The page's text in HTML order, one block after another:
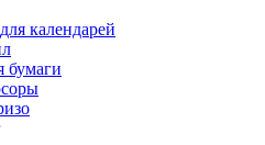
календарей
бумаги